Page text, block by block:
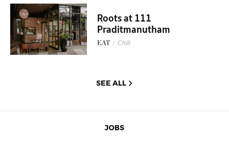
Roots at 111
Praditmanutham
EAT / Chill
SEE ALL
JOBS